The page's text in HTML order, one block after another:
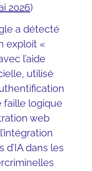
2026)
a détecté
exploit «
l’aide
utilisé
faille logique
web
dans les